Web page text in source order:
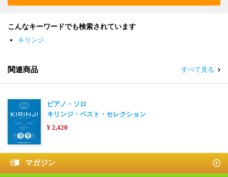
こんなキーワードでも検索されています
キリンジ
関連商品 すべて見る
ピアノ・ソロ
キリンジ・ベスト・セレクション
¥ 2,420
マガジン